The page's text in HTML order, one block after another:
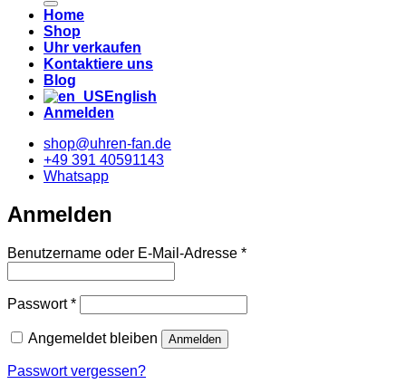
Home
Shop
Uhr verkaufen
Kontaktiere uns
Blog
English
Anmelden
shop@uhren-fan.de
+49 391 40591143
Whatsapp
Anmelden
Benutzername oder E-Mail-Adresse *Erforderlich
Passwort*Erforderlich
Angemeldet bleiben Anmelden
Passwort vergessen?